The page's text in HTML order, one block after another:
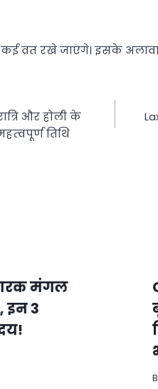
व्रत रखे जाएंगे। इसके
और होली के
तिथि
मंगल
इन 3